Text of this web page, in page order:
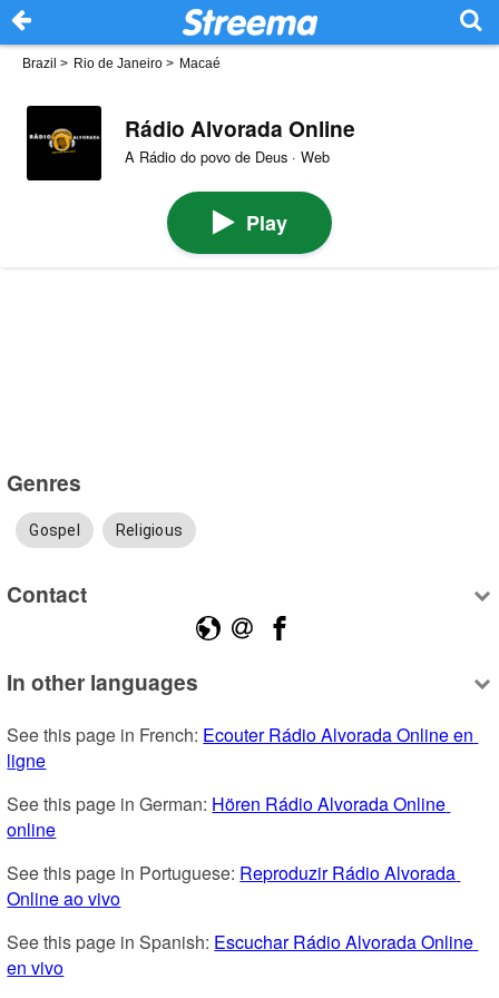
Brazil > Rio de Janeiro > Macaé
Rádio Alvorada Online
A Rádio do povo de Deus · Web
Play
Genres
Gospel Religious
Contact
In other languages
See this page in French: Ecouter Rádio Alvorada Online en
ligne
See this page in German: Hören Rádio Alvorada Online
online
See this page in Portuguese: Reproduzir Rádio Alvorada
Online ao vivo
See this page in Spanish: Escuchar Rádio Alvorada Online
en vivo